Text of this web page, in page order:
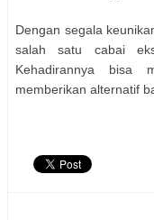
Dengan segala
salah satu cabai
Kehadirannya bisa
memberikan alternatif